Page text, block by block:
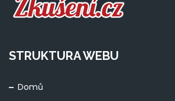
STRUKTURA WEBU
Domů